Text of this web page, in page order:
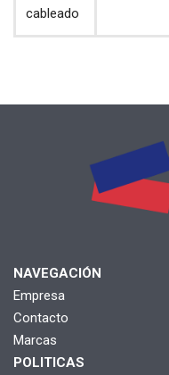
cableado
NAVEGACIÓN
Empresa
Contacto
Marcas
POLITICAS